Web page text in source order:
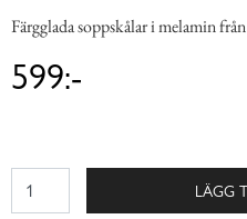
Färgglada soppskålar i melamin
599:-
LÄGG